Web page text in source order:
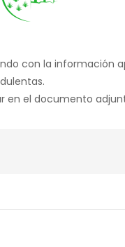
con la información
en el documento